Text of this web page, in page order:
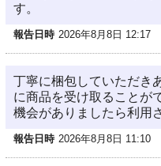
す。
報告日時 2026年8月8日 12:17
丁寧に梱包していただき
に商品を受け取ることが
機会がありましたら利用
報告日時 2026年8月8日 11:10